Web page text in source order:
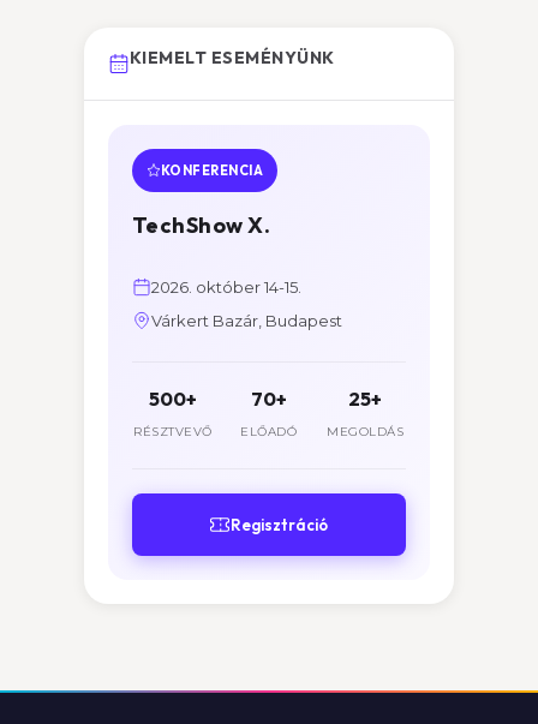
KIEMELT ESEMÉNYÜNK
KONFERENCIA
TechShow X.
2026. október 14-15.
Várkert Bazár, Budapest
500+
RÉSZTVEVŐ
70+
ELŐADÓ
25+
MEGOLDÁS
Regisztráció